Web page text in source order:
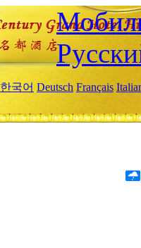
한국어 Deutsch Français